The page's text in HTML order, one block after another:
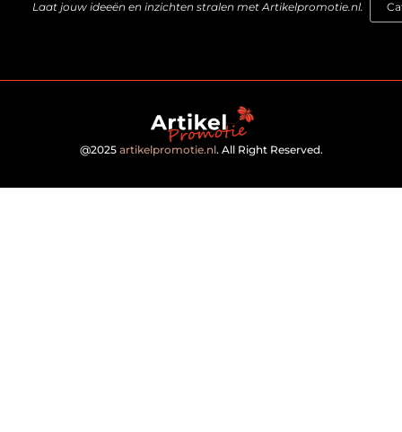
Laat jouw ideeën en inzichten stralen met Artikelpromotie.nl.
@2025 artikelpromotie.nl. All Right Reserved.